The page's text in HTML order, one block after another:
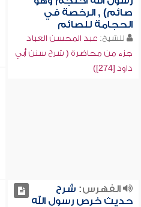
صائم) , الرخصة في
الحجامة للصائم
للشيخ: عبد المحسن العباد
جزء من محاضرة ( شرح سنن أبي
داود [274])
الفهرس: شرح
حديث خرص رسول الله